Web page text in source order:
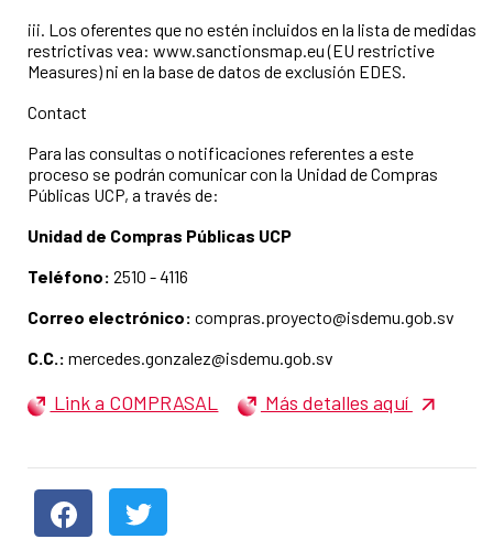
iii. Los oferentes que no estén incluidos en la lista de medidas
restrictivas vea: www.sanctionsmap.eu (EU restrictive
Measures) ni en la base de datos de exclusión EDES.
Contact
Para las consultas o notificaciones referentes a este
proceso se podrán comunicar con la Unidad de Compras
Públicas UCP, a través de:
Unidad de Compras Públicas UCP
Teléfono: 2510 - 4116
Correo electrónico: compras.proyecto@isdemu.gob.sv
C.C.: mercedes.gonzalez@isdemu.gob.sv
Link a COMPRASAL Más detalles aquí